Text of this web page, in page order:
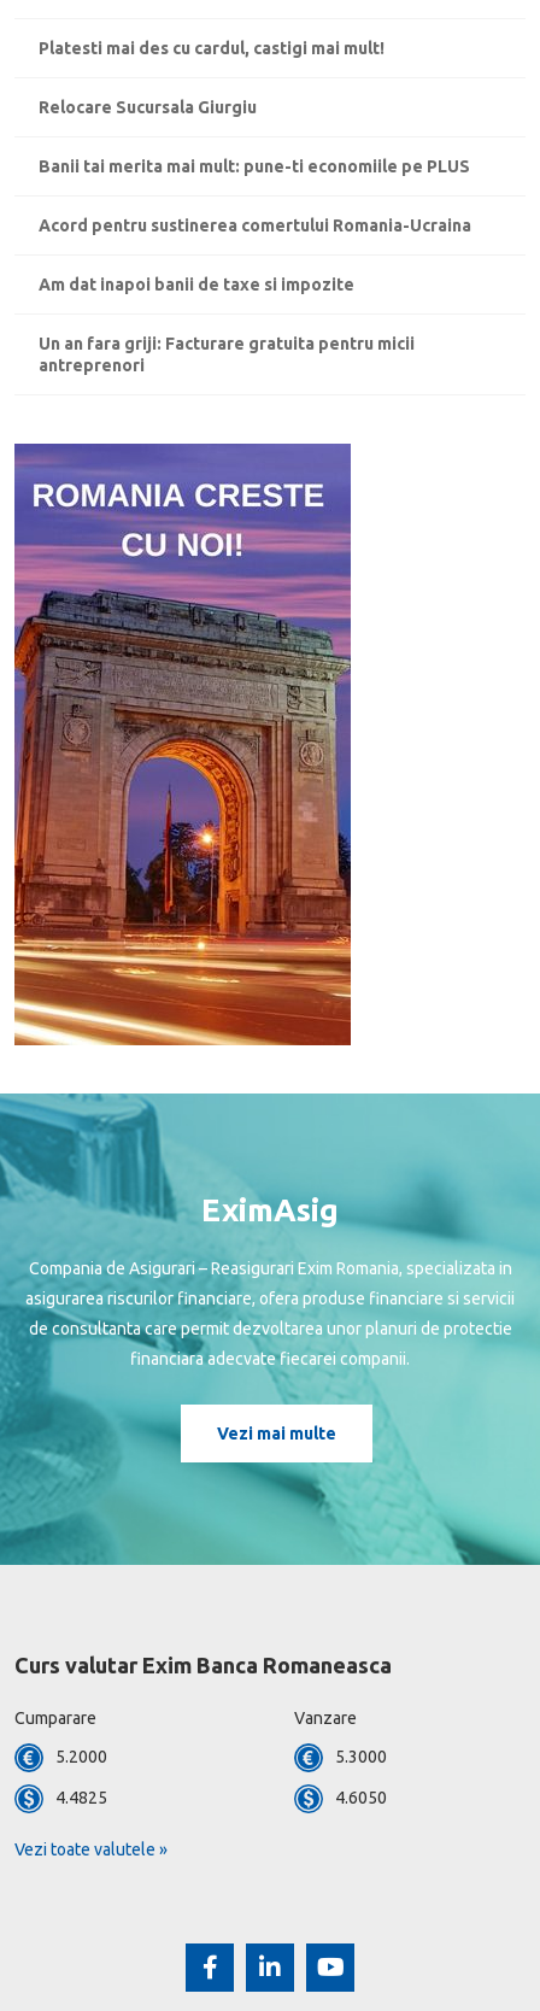
Platesti mai des cu cardul, castigi mai mult!
Relocare Sucursala Giurgiu
Banii tai merita mai mult: pune-ti economiile pe PLUS
Acord pentru sustinerea comertului Romania-Ucraina
Am dat inapoi banii de taxe si impozite
Un an fara griji: Facturare gratuita pentru micii
antreprenori
EximAsig
Compania de Asigurari – Reasigurari Exim Romania, specializata in
asigurarea riscurilor financiare, ofera produse financiare si servicii
de consultanta care permit dezvoltarea unor planuri de protectie
financiara adecvate fiecarei companii.
Vezi mai multe
Curs valutar Exim Banca Romaneasca
Cumparare Vanzare
5.2000 5.3000
4.4825 4.6050
Vezi toate valutele »